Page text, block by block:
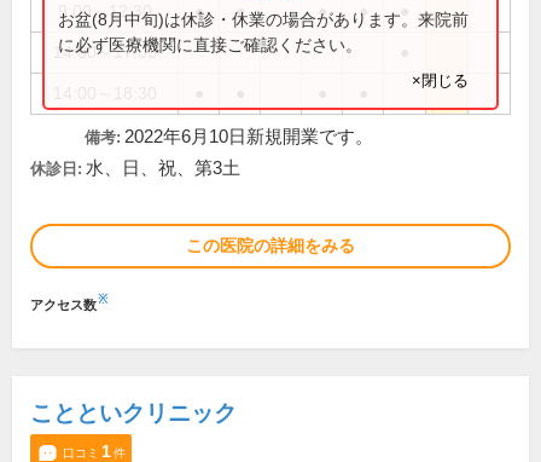
9:00～12:30 ● ● ● ●
14:00～17:00
お盆(8月中旬)は休診・休業の場合があります。来院前
に必ず医療機関に直接ご確認ください。
×閉じる
備考: 2022年6月10日新規開業です。
休診日: 水、日、祝、第3土
この医院の詳細をみる
アクセス数※
ことといクリニック
口コミ 1件